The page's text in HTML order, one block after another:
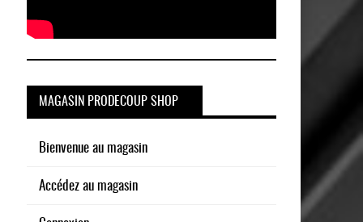
MAGASIN PRODECOUP SHOP
Bienvenue au magasin
Accédez au magasin